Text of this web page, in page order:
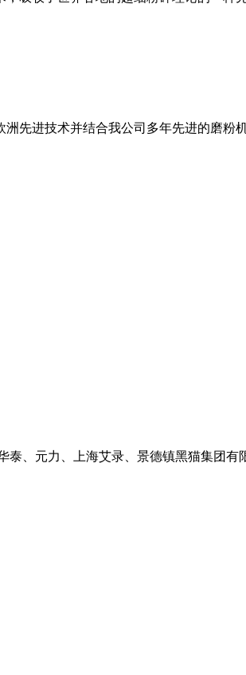
先进技术并结合我公司多年先进的磨粉
、元力、上海艾录、景德镇黑猫集团